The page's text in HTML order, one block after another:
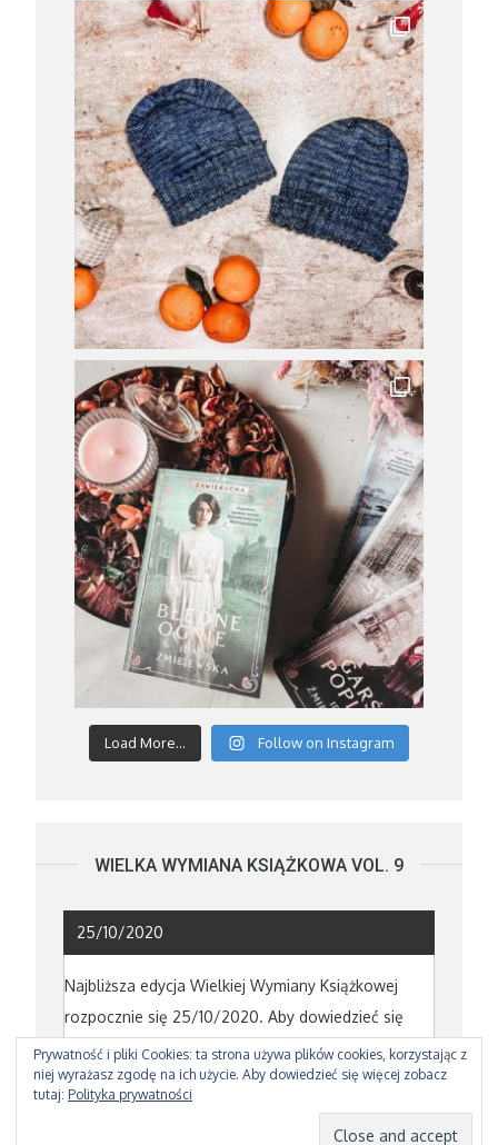
Load More... Follow on Instagram
WIELKA WYMIANA KSIĄŻKOWA VOL. 9
25/10/2020
Najbliższa edycja Wielkiej Wymiany Książkowej
rozpocznie się 25/10/2020. Aby dowiedzieć się
powięcej poczytajcie o poprzedniej edycjiTUTAJ
Prywatność i pliki Cookies: ta strona używa plików cookies, korzystając z
niej wyrażasz zgodę na ich użycie. Aby dowiedzieć się więcej zobacz
tutaj: Polityka prywatności